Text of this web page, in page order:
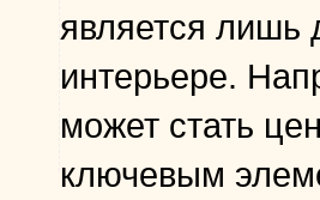
является лишь
интерьере.
может стать
ключевым